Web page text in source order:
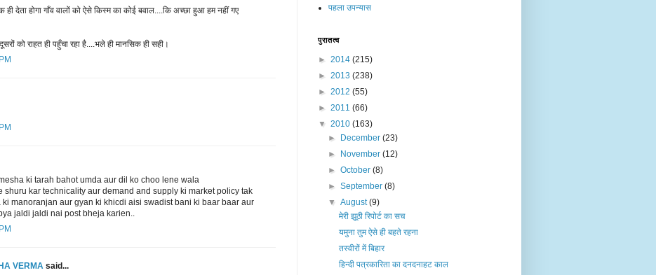
देता होगा गाँव वालों को ऐसे किस्म का कोई बवाल....कि अच्छा हुआ हम नहीं गए
को राहत ही पहुँचा रहा है....भले ही मानसिक ही सही।
ki tarah bahot umda aur dil ko choo lene wala
shuru kar technicality aur demand and supply ki market policy tak
manoranjan aur gyan ki khicdi aisi swadist bani ki baar baar aur
jaldi jaldi nai post bheja karien..
VERMA said...
पहला उपन्‍यास
पुरातत्व
► 2014 (215)
► 2013 (238)
► 2012 (55)
► 2011 (66)
▼ 2010 (163)
►
December(23)
►
November(12)
►October(8)
►September(8)
▼August(9)
मेरी झूठी रिपोर्ट का सच
यमुना तुम ऐसे ही बहते रहना
तस्वीरों में बिहार
हिन्दी पत्रकारिता का दनदनाहट काल